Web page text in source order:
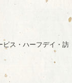
ス・ハーフデイ・訪